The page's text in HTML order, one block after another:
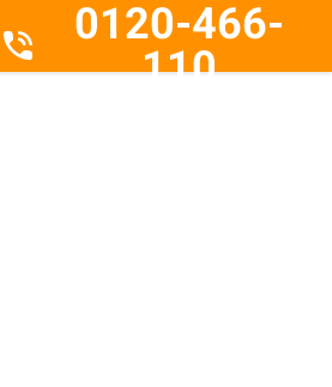
0120-466-
110